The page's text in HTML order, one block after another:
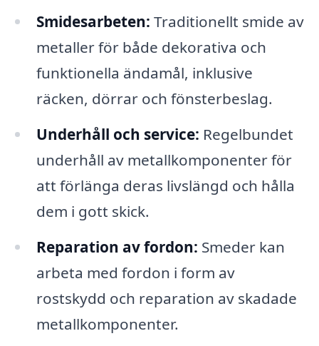
Smidesarbeten: Traditionellt smide av
metaller för både dekorativa och
funktionella ändamål, inklusive
räcken, dörrar och fönsterbeslag.
Underhåll och service: Regelbundet
underhåll av metallkomponenter för
att förlänga deras livslängd och hålla
dem i gott skick.
Reparation av fordon: Smeder kan
arbeta med fordon i form av
rostskydd och reparation av skadade
metallkomponenter.